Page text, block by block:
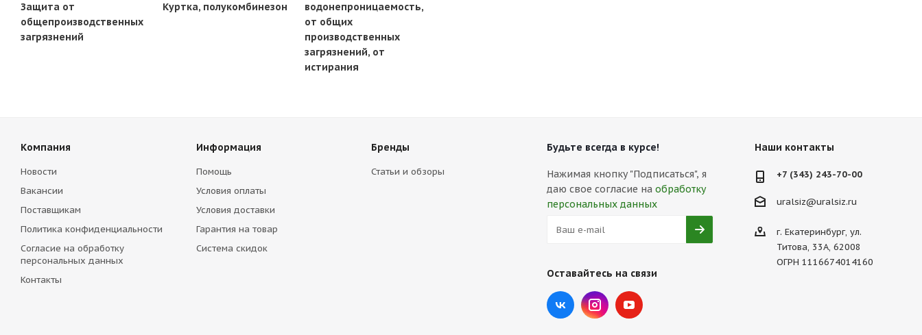
Защита от
общепроизводственных
загрязнений
Куртка, полукомбинезон
водонепроницаемость,
от общих
производственных
загрязнений, от
истирания
Компания
Новости
Вакансии
Поставщикам
Политика конфиденциальности
Согласие на обработку
персональных данных
Контакты
Информация
Помощь
Условия оплаты
Условия доставки
Гарантия на товар
Система скидок
Бренды
Статьи и обзоры
Будьте всегда в курсе!
Нажимая кнопку "Подписаться", я
даю свое согласие на обработку
персональных данных
Оставайтесь на связи
Наши контакты
+7 (343) 243-70-00
uralsiz@uralsiz.ru
г. Екатеринбург, ул.
Титова, 33А, 62008
ОГРН 1116674014160